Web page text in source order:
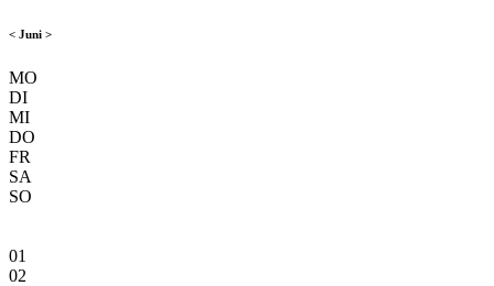
< Juni >
MO
DI
MI
DO
FR
SA
SO
01
02